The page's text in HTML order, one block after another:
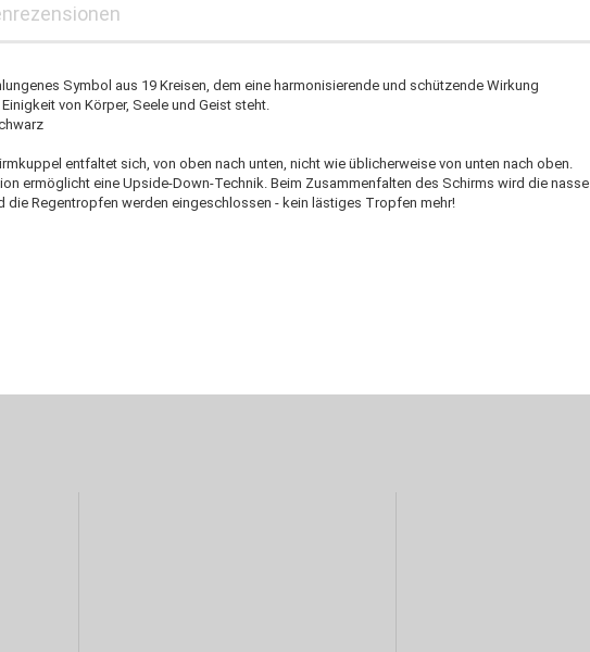
Symbol aus 19 Kreisen, dem eine harmonisierende und schützende Wirkung
von Körper, Seele und Geist steht.
entfaltet sich, von oben nach unten, nicht wie üblicherweise von unten nach oben.
ermöglicht eine Upside-Down-Technik. Beim Zusammenfalten des Schirms wird die nasse
die Regentropfen werden eingeschlossen - kein lästiges Tropfen mehr!